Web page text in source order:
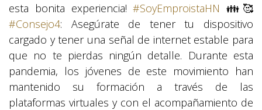
esta bonita experiencia!#SoyEmproistaHN 👪 🥰
#Consejo4: Asegúrate de tener tu dispositivo
cargado y tener una señal de internet estable para
que no te pierdas ningún detalle. Durante esta
pandemia, los jóvenes de este movimiento han
mantenido su formación a través de las
plataformas virtuales y con el acompañamiento de